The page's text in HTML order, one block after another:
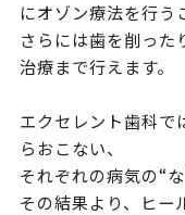
にオゾン療法を行う
さらには歯を削った
治療まで行えます。
エクセレント歯科で
らおこない、
それぞれの病気の“
その結果より、ヒー